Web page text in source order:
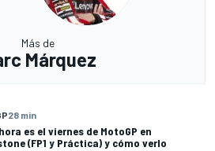
Más de
Márquez
28 min
es el viernes de MotoGP en
(FP1 y Práctica) y cómo verlo